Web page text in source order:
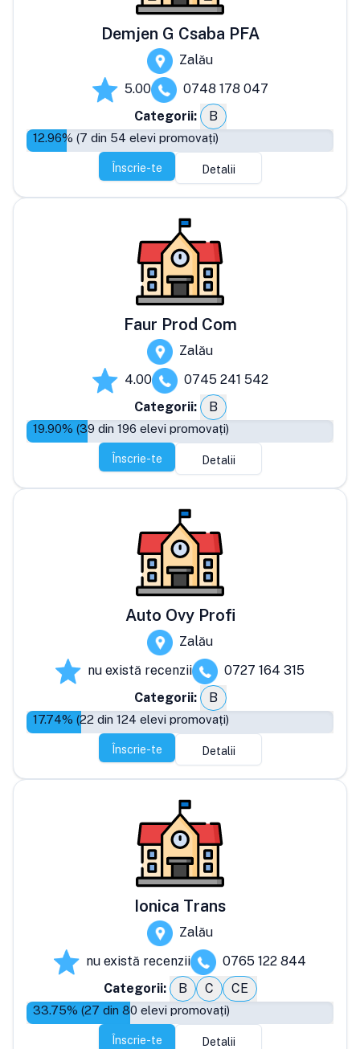
Demjen G Csaba PFA
Zalău
5.00
0748 178 047
Categorii:
B
12.96% (7 din 54 elevi promovați)
Înscrie-te Detalii
Faur Prod Com
Zalău
4.00
0745 241 542
Categorii:
B
19.90% (39 din 196 elevi promovați)
Înscrie-te Detalii
Auto Ovy Profi
Zalău
nu există recenzii
0727 164 315
Categorii:
B
17.74% (22 din 124 elevi promovați)
Înscrie-te Detalii
Ionica Trans
Zalău
nu există recenzii
0765 122 844
Categorii:
B C CE
33.75% (27 din 80 elevi promovați)
Înscrie-te Detalii